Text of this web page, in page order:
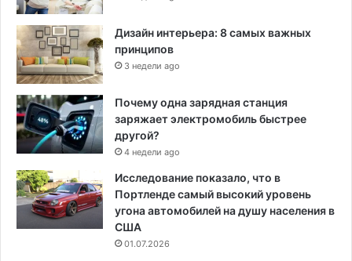
Дизайн интерьера: 8 самых важных
принципов
3 недели ago
Почему одна зарядная станция
заряжает электромобиль быстрее
другой?
4 недели ago
Исследование показало, что в
Портленде самый высокий уровень
угона автомобилей на душу населения в
США
01.07.2026